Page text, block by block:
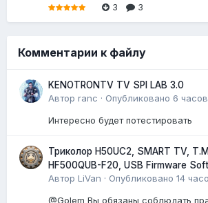
3
3
Комментарии к файлу
KENOTRONTV TV SPI LAB 3.0
Автор ranc · Опубликовано 6
Интересно будет потестировать
Триколор H50UC2, SMART TV,
HF500QUB-F20, USB Firmware
Автор LiVan · Опубликовано 14
@Golem Вы обязаны соблюдать